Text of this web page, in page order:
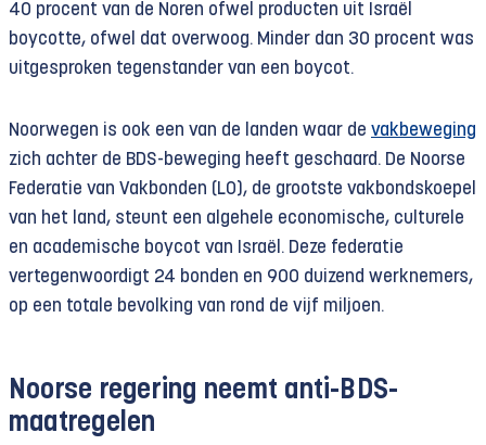
40 procent van de Noren ofwel producten uit Israël
boycotte, ofwel dat overwoog. Minder dan 30 procent was
uitgesproken tegenstander van een boycot.
Noorwegen is ook een van de landen waar de vakbeweging
zich achter de BDS-beweging heeft geschaard. De Noorse
Federatie van Vakbonden (LO), de grootste vakbondskoepel
van het land, steunt een algehele economische, culturele
en academische boycot van Israël. Deze federatie
vertegenwoordigt 24 bonden en 900 duizend werknemers,
op een totale bevolking van rond de vijf miljoen.
Noorse regering neemt anti-BDS-
maatregelen